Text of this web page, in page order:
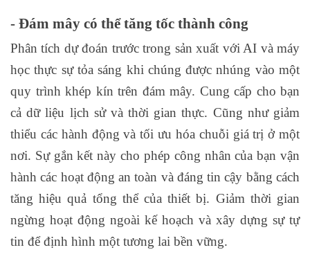
- Đám mây có thể tăng tốc thành công
Phân tích dự đoán trước trong sản xuất với AI và máy
học thực sự tỏa sáng khi chúng được nhúng vào một
quy trình khép kín trên đám mây. Cung cấp cho bạn
cả dữ liệu lịch sử và thời gian thực. Cũng như giảm
thiểu các hành động và tối ưu hóa chuỗi giá trị ở một
nơi. Sự gắn kết này cho phép công nhân của bạn vận
hành các hoạt động an toàn và đáng tin cậy bằng cách
tăng hiệu quả tổng thể của thiết bị. Giảm thời gian
ngừng hoạt động ngoài kế hoạch và xây dựng sự tự
tin để định hình một tương lai bền vững.